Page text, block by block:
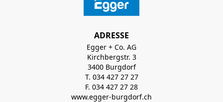
ADRESSE
Egger + Co. AG
Kirchbergstr. 3
3400 Burgdorf
T. 034 427 27 27
F. 034 427 27 28
www.egger-burgdorf.ch